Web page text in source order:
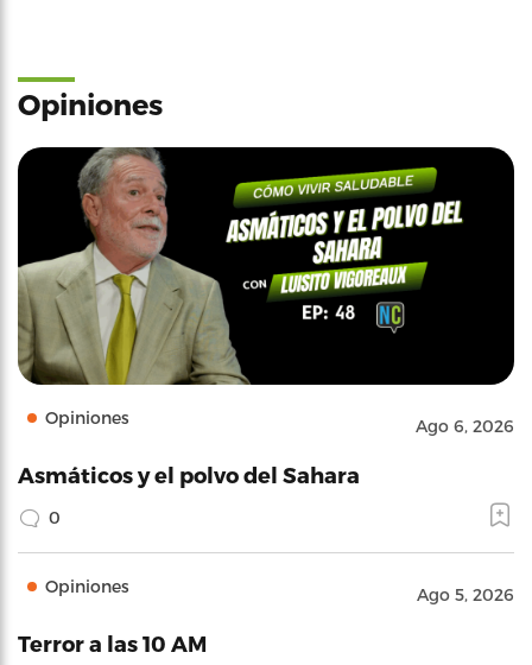
Opiniones
Opiniones Ago 6, 2026
Asmáticos y el polvo del Sahara
0
Opiniones Ago 5, 2026
Terror a las 10 AM